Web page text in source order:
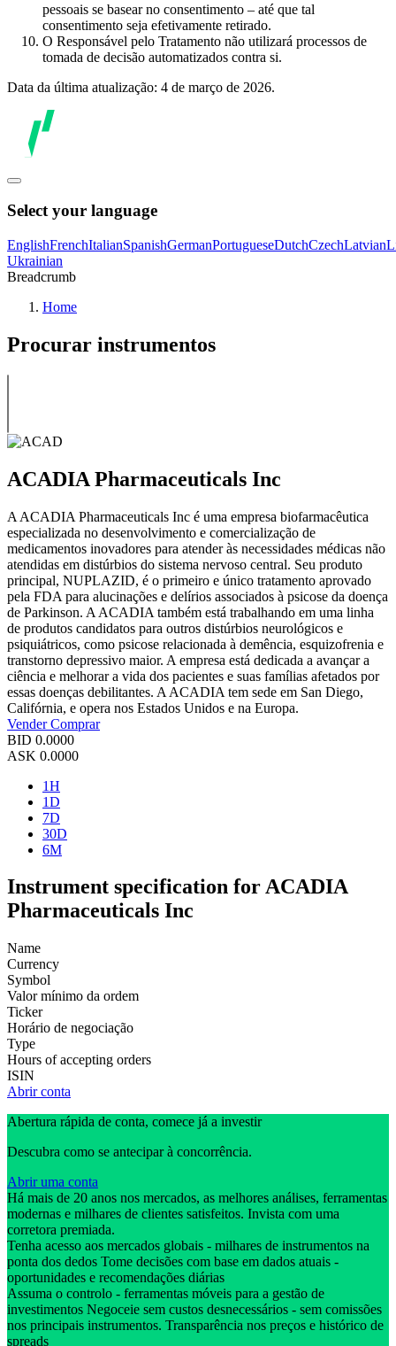
pessoais se basear no consentimento – até que tal
consentimento seja efetivamente retirado.
O Responsável pelo Tratamento não utilizará processos de
tomada de decisão automatizados contra si.
Data da última atualização: 4 de março de 2026.
Select your language
EnglishFrenchItalianSpanishGermanPortugueseDutchCzechLatvian
Ukrainian
Breadcrumb
Home
Procurar instrumentos
ACADIA Pharmaceuticals Inc
A ACADIA Pharmaceuticals Inc é uma empresa biofarmacêutica
especializada no desenvolvimento e comercialização de
medicamentos inovadores para atender às necessidades médicas não
atendidas em distúrbios do sistema nervoso central. Seu produto
principal, NUPLAZID, é o primeiro e único tratamento aprovado
pela FDA para alucinações e delírios associados à psicose da doença
de Parkinson. A ACADIA também está trabalhando em uma linha
de produtos candidatos para outros distúrbios neurológicos e
psiquiátricos, como psicose relacionada à demência, esquizofrenia e
transtorno depressivo maior. A empresa está dedicada a avançar a
ciência e melhorar a vida dos pacientes e suas famílias afetados por
essas doenças debilitantes. A ACADIA tem sede em San Diego,
Califórnia, e opera nos Estados Unidos e na Europa.
VenderComprar
BID 0.0000
ASK 0.0000
1H
1D
7D
30D
6M
Instrument specification for ACADIA
Pharmaceuticals Inc
Name
Currency
Symbol
Valor mínimo da ordem
Ticker
Horário de negociação
Type
Hours of accepting orders
ISIN
Abrir conta
Abertura rápida de conta, comece já a investir
Descubra como se antecipar à concorrência.
Abrir uma conta
Há mais de 20 anos nos mercados, as melhores análises, ferramentas
modernas e milhares de clientes satisfeitos. Invista com uma
corretora premiada.
Tenha acesso aos mercados globais - milhares de instrumentos na
ponta dos dedos Tome decisões com base em dados atuais -
oportunidades e recomendações diárias
Assuma o controlo - ferramentas móveis para a gestão de
investimentos Negoceie sem custos desnecessários - sem comissões
nos principais instrumentos. Transparência nos preços e histórico de
spreads